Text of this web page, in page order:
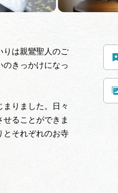
りは親鸞聖人のご
きっかけになっ
りました。日々
ることができま
とそれぞれのお寺